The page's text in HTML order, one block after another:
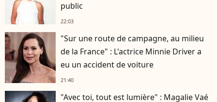
public
22:03
"Sur une route de campagne, au milieu
de la France" : L'actrice Minnie Driver a
eu un accident de voiture
21:40
"Avec toi, tout est lumière" : Magalie Vaé